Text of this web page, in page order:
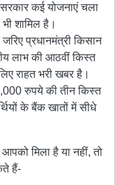
कई योजनाएं चला
शामिल है।
प्रधानमंत्री किसान
लाभ की आठवीं किस्त
राहत भरी खबर है।
रुपये की तीन किस्त
के बैंक खातों में सीधे
मिला है या नहीं, तो
हैं-